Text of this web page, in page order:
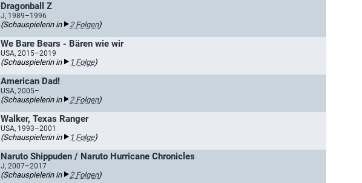
Dragonball Z
J, 1989–1996
(Schauspielerin in 2 Folgen)
We Bare Bears - Bären wie wir
USA, 2015–2019
(Schauspielerin in 1 Folge)
American Dad!
USA, 2005–
(Schauspielerin in 2 Folgen)
Walker, Texas Ranger
USA, 1993–2001
(Schauspielerin in 1 Folge)
Naruto Shippuden / Naruto Hurricane Chronicles
J, 2007–2017
(Schauspielerin in 2 Folgen)